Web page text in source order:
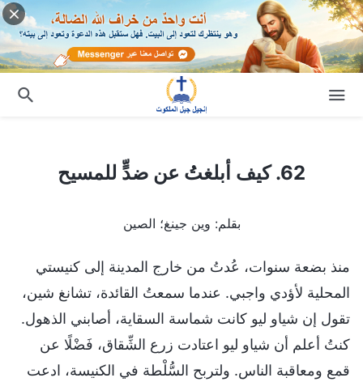
62. كيف أبلغتُ عن ضدٍّ للمسيح
بقلم: وين جينغ؛ الصين
منذ بضعة سنوات، عُدتُ من خارج المدينة إلى كنيستي
المحلية لأؤدي واجبي. عندما سمعتُ القائدة، تشانغ شين،
تقول إن شياو ليو كانت شماسة السقاية، أصابني الذهول.
كنتُ أعلم أن شياو ليو اعتادت زرع الشِّقاق، فَضْلًا عن
قمع ومعاقبة الناس. ولتربح السُّلْطة في الكنيسة، ادعت